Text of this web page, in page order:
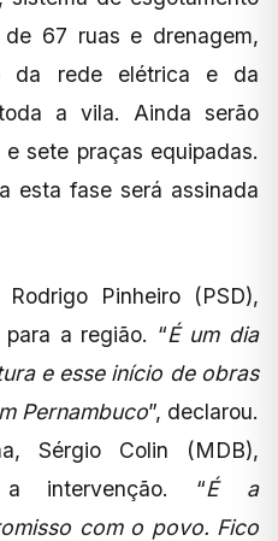
de 67 ruas e drenagem,
da rede elétrica e da
a vila. Ainda serão
sete praças equipadas.
esta fase será assinada
Pinheiro (PSD),
a região. “É um dia
e esse início de obras
Pernambuco”, declarou.
Sérgio Colin (MDB),
a intervenção. “É a
com o povo. Fico